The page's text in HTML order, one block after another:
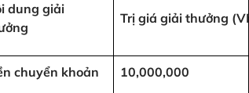
dung giải
Trị giá giải thưởng
chuyển khoản 10,000,000